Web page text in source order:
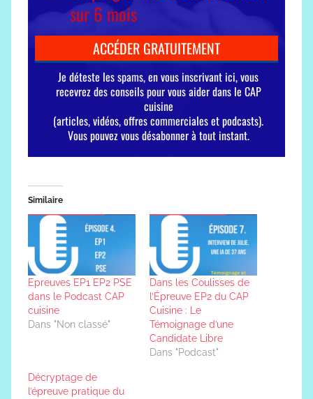
Similaire
Epreuves EP1 EP2 PSE
dans le Podcast CAP
cuisine
Dans "Non classé"
Dans les Coulisses de
l’Épreuve EP2 du CAP
Cuisine : Le
Témoignage d’une
Candidate Libre
Dans "Podcast"
Décryptage de
l’épreuve pratique du